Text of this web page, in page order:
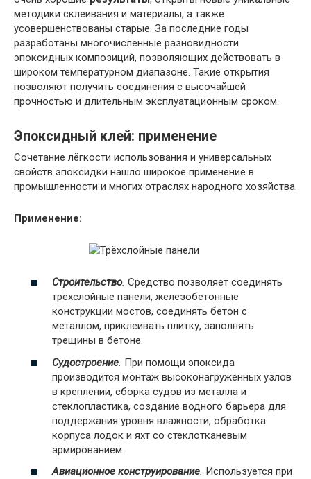
методики склеивания и материалы, а также
усовершенствованы старые. За последние годы
разработаны многочисленные разновидности
эпоксидных композиций, позволяющих действовать в
широком температурном диапазоне. Такие открытия
позволяют получить соединения с высочайшей
прочностью и длительным эксплуатационным сроком.
Эпоксидный клей: применение
Сочетание лёгкости использования и универсальных
свойств эпоксидки нашло широкое применение в
промышленности и многих отраслях народного хозяйства.
Применение:
Строительство. Средство позволяет соединять
трёхслойные панели, железобетонные
конструкции мостов, соединять бетон с
металлом, приклеивать плитку, заполнять
трещины в бетоне.
Судостроение. При помощи эпоксида
производится монтаж высоконагруженных узлов
в креплении, сборка судов из металла и
стеклопластика, создание водного барьера для
поддержания уровня влажности, обработка
корпуса лодок и яхт со стеклотканевым
армированием.
Авиационное конструирование. Используется при